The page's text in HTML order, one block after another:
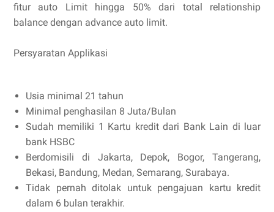
fitur auto Limit hingga 50% dari total relationship
balance dengan advance auto limit.
Persyaratan Applikasi
Usia minimal 21 tahun
Minimal penghasilan 8 Juta/Bulan
Sudah memiliki 1 Kartu kredit dari Bank Lain di luar
bank HSBC
Berdomisili di Jakarta, Depok, Bogor, Tangerang,
Bekasi, Bandung, Medan, Semarang, Surabaya.
Tidak pernah ditolak untuk pengajuan kartu kredit
dalam 6 bulan terakhir.